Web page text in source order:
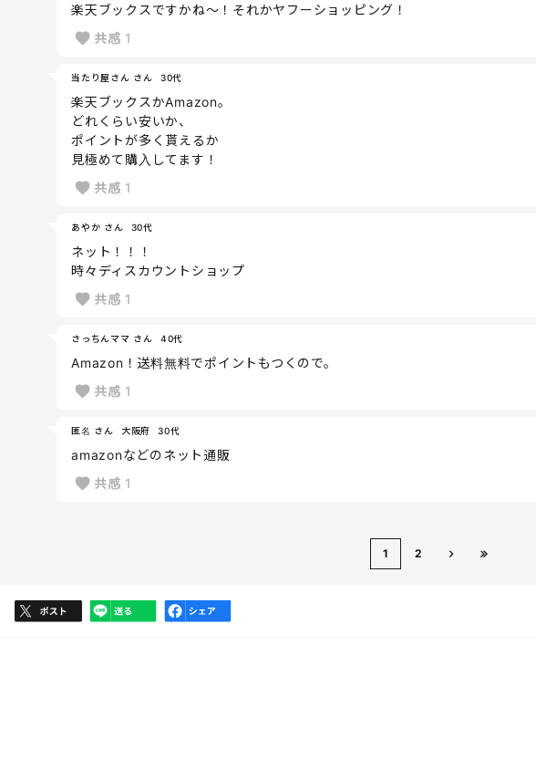
楽天ブックスですかね〜！それかヤフーショッピング！
共感 1
当たり屋さん さん 30代
楽天ブックスかAmazon。
どれくらい安いか、
ポイントが多く貰えるか
見極めて購入してます！
共感 1
あやか さん 30代
ネット！！！
時々ディスカウントショップ
共感 1
さっちんママ さん 40代
Amazon！送料無料でポイントもつくので。
共感 1
匿名 さん 大阪府 30代
amazonなどのネット通販
共感 1
1 2